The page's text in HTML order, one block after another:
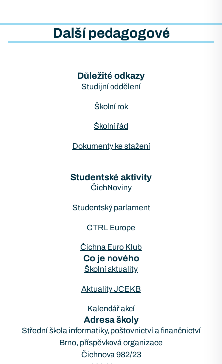
Další pedagogové
Důležité odkazy
Studijní oddělení
Školní rok
Školní řád
Dokumenty ke stažení
Studentské aktivity
ČichNoviny
Studentský parlament
CTRL Europe
Čichna Euro Klub
Co je nového
Školní aktuality
Aktuality JCEKB
Kalendář akcí
Adresa školy
Střední škola informatiky, poštovnictví a finančnictví
Brno, příspěvková organizace
Čichnova 982/23